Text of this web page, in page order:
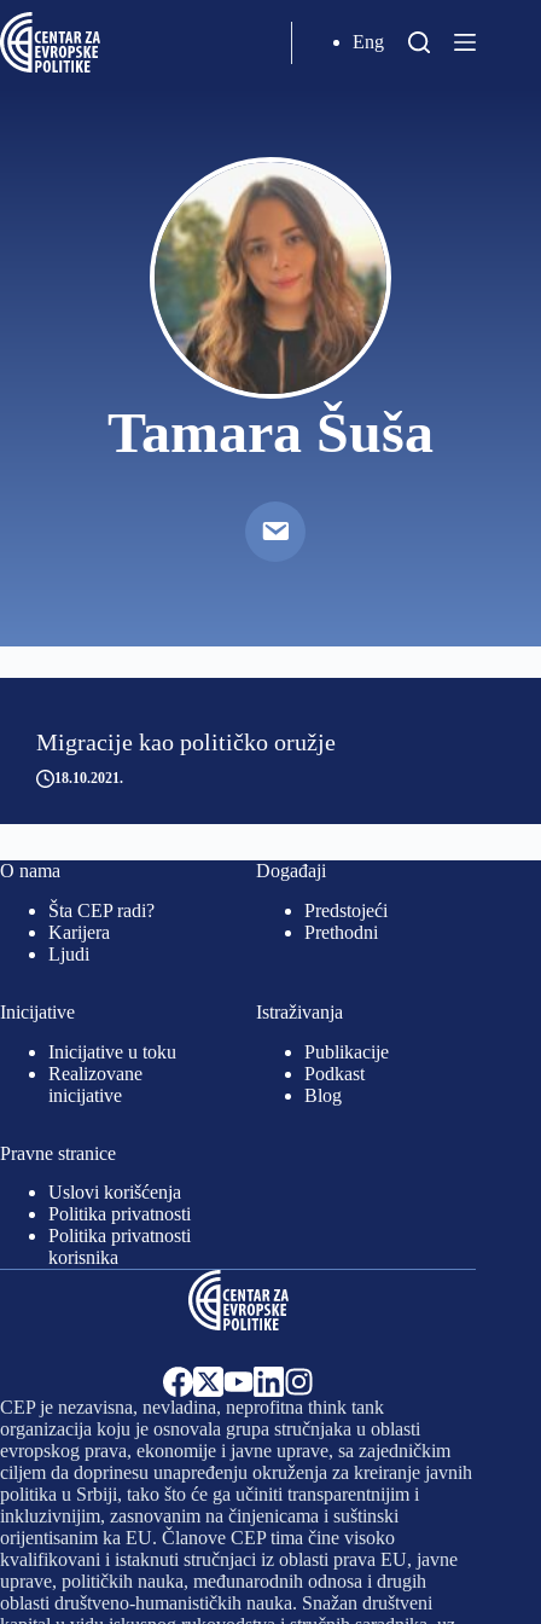
Eng
Tamara Šuša
Migracije kao političko oružje
18.10.2021
O nama
Šta CEP radi?
Karijera
Ljudi
Događaji
Predstojeći
Prethodni
Inicijative
Inicijative u toku
Realizovane
inicijative
Istraživanja
Publikacije
Podkast
Blog
Pravne stranice
Uslovi korišćenja
Politika privatnosti
Politika privatnosti
korisnika
CEP je nezavisna, nevladina, neprofitna think tank
organizacija koju je osnovala grupa stručnjaka u oblasti
evropskog prava, ekonomije i javne uprave, sa zajedničkim
ciljem da doprinesu unapređenju okruženja za kreiranje javnih
politika u Srbiji, tako što će ga učiniti transparentnijim i
inkluzivnijim, zasnovanim na činjenicama i suštinski
orijentisanim ka EU. Članove CEP tima čine visoko
kvalifikovani i istaknuti stručnjaci iz oblasti prava EU, javne
uprave, političkih nauka, međunarodnih odnosa i drugih
oblasti društveno-humanističkih nauka. Snažan društveni